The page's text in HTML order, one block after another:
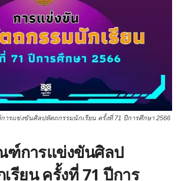
ารแข่งขันศิลปหัตถกรรมนักเรียน ครั้งที่ 71 ปีการศึกษา 2566
ฑ์การแข่งขันศิลป
รียน ครั้งที่ 71 ปีการ